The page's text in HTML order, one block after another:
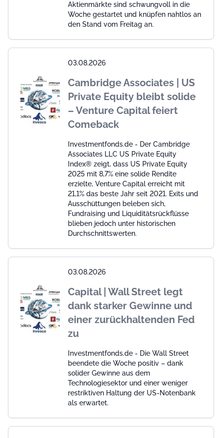
Aktienmärkte sind schwungvoll in die
Woche gestartet und knüpfen nahtlos an
den Stand vom Freitag an.
03.08.2026
Cambridge Associates | US
Private Equity bleibt solide
– Venture Capital feiert
Comeback
Investmentfonds.de - Der Cambridge
Associates LLC US Private Equity
Index® zeigt, dass US Private Equity
2025 mit 8,7% eine solide Rendite
erzielte, Venture Capital erreicht mit
21,1% das beste Jahr seit 2021. Exits und
Ausschüttungen beleben sich,
Fundraising und Liquiditätsrückflüsse
blieben jedoch unter historischen
Durchschnittswerten.
03.08.2026
Capital | Wall Street legt
dank starker Gewinne und
einer zurückhaltenden Fed
zu
Investmentfonds.de - Die Wall Street
beendete die Woche positiv – dank
solider Gewinne aus dem
Technologiesektor und einer weniger
restriktiven Haltung der US-Notenbank
als erwartet.